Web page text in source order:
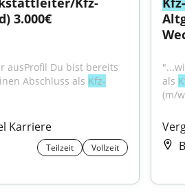
3.000€
ausProfil Du bist bereits
Abschluss als Kfz-
Karriere
Teilzeit Vollzeit
als
(m/